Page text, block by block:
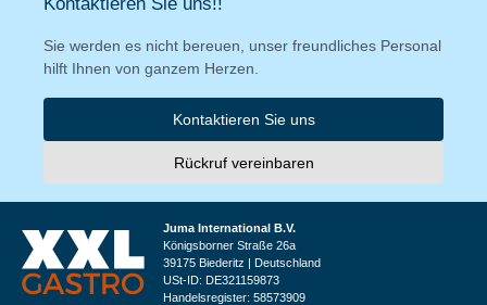
Sie werden es nicht bereuen, unser freundliches Personal
hilft Ihnen von ganzem Herzen.
Kontaktieren Sie uns
Rückruf vereinbaren
Juma International B.V.
Königsborner Straße 26a
39175 Biederitz | Deutschland
USt-ID: DE321159873
Handelsregister: 58573909